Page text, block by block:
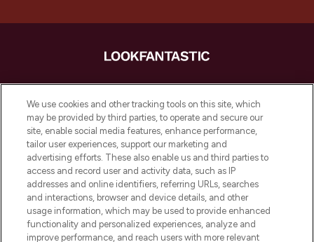
LOOKFANTASTIC ist Europas ultimativer
Beauty-Onlineshop mit den besten
Produkten aus Haut- und Haarpflege
sowie Make-Up von über 200
renommierten Marken. Shoppe online
oder über die App mit kostenloser
Lieferung ab einem Einkaufswert von 30€.
Cookie-Einwilligung
Do Not Sell or Share My Personal
Information
We use cookies and other tracking tools on this site, which
may be provided by third parties, to operate and secure our
site, enable social media features, enhance performance,
tailor user experiences, support our marketing and
advertising efforts. These also enable us and third parties to
access and record user and activity data, such as IP
addresses and online identifiers, referring URLs, searches
and interactions, browser and device details, and other
usage information, which may be used to provide enhanced
functionality and personalized experiences, analyze and
improve performance, and reach users with more relevant